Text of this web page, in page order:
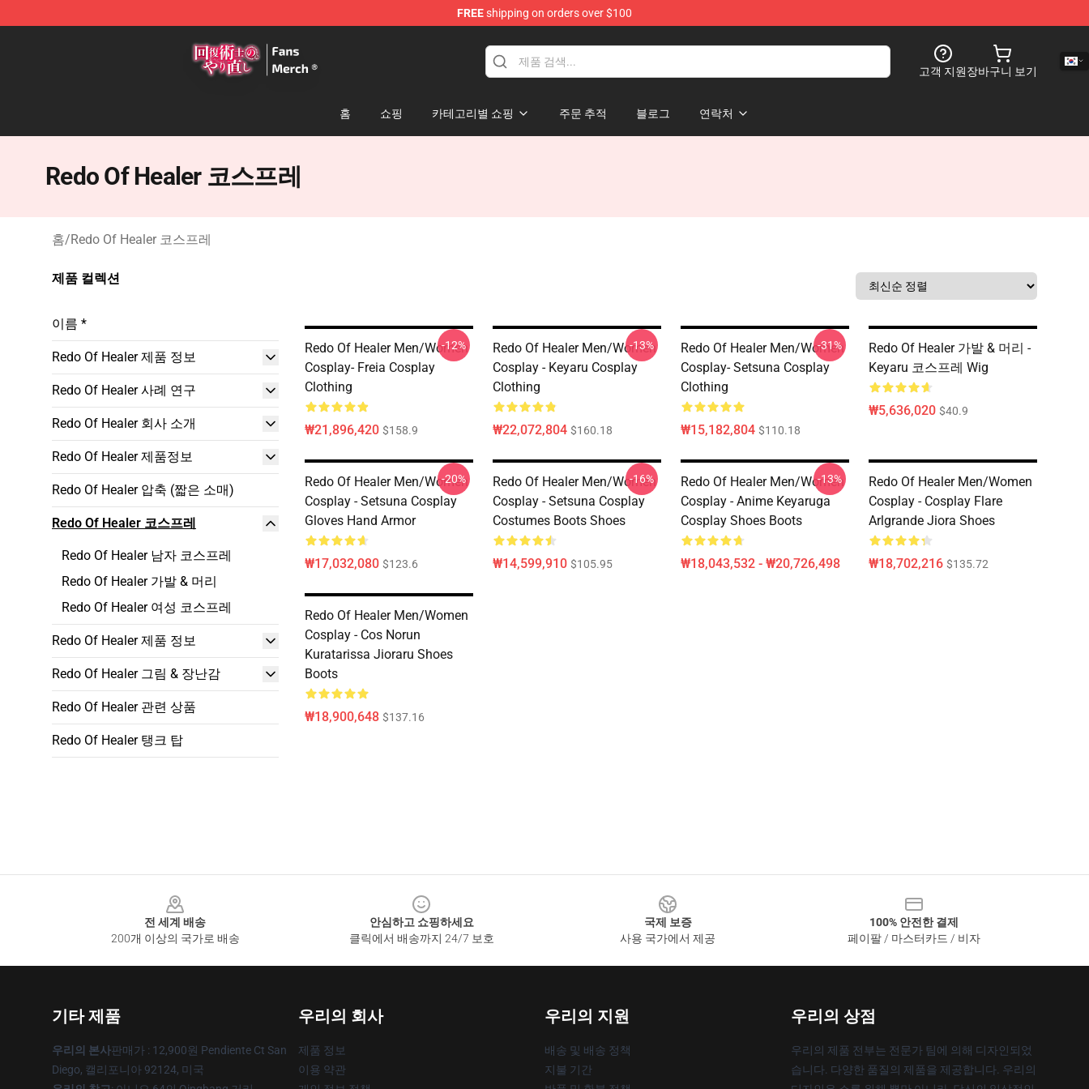
FREEshipping on orders over $100
고객 지원장바구니 보기
홈 쇼핑 카테고리별 쇼핑 주문 추적 블로그 연락처
Redo Of Healer 코스프레
홈/Redo Of Healer 코스프레
제품 컬렉션
이름 *
Redo Of Healer 제품 정보
Redo Of Healer 사례 연구
Redo Of Healer 회사 소개
Redo Of Healer 제품정보
Redo Of Healer 압축 (짧은 소매)
Redo Of Healer 코스프레
Redo Of Healer 남자 코스프레
Redo Of Healer 가발 & 머리
Redo Of Healer 여성 코스프레
Redo Of Healer 제품 정보
Redo Of Healer 그림 & 장난감
Redo Of Healer 관련 상품
Redo Of Healer 탱크 탑
Redo Of Healer Men/Women
Cosplay- Freia Cosplay
Clothing
₩21,896,420 $158.9
-12%
Redo Of Healer Men/Women
Cosplay - Keyaru Cosplay
Clothing
₩22,072,804 $160.18
-13%
Redo Of Healer Men/Women
Cosplay- Setsuna Cosplay
Clothing
₩15,182,804 $110.18
-31%
Redo Of Healer 가발 & 머리 -
Keyaru 코스프레 Wig
₩5,636,020 $40.9
Redo Of Healer Men/Women
Cosplay - Setsuna Cosplay
Gloves Hand Armor
₩17,032,080 $123.6
-20%
Redo Of Healer Men/Women
Cosplay - Setsuna Cosplay
Costumes Boots Shoes
₩14,599,910 $105.95
-16%
Redo Of Healer Men/Women
Cosplay - Anime Keyaruga
Cosplay Shoes Boots
₩18,043,532 - ₩20,726,498
-13%
Redo Of Healer Men/Women
Cosplay - Cosplay Flare
Arlgrande Jiora Shoes
₩18,702,216 $135.72
Redo Of Healer Men/Women
Cosplay - Cos Norun
Kuratarissa Jioraru Shoes
Boots
₩18,900,648 $137.16
전 세계 배송
200개 이상의 국가로 배송
안심하고 쇼핑하세요
클릭에서 배송까지 24/7 보호
국제 보증
사용 국가에서 제공
100% 안전한 결제
페이팔 / 마스터카드 / 비자
기타 제품
우리의 본사판매가 : 12,900원 Pendiente Ct San
Diego, 캘리포니아 92124, 미국
우리의 회사
제품 정보
이용 약관
우리의 지원
배송 및 배송 정책
지불 기간
우리의 상점
우리의 제품 전부는 전문가 팀에 의해 디자인되었
습니다. 다양한 품질의 제품을 제공합니다. 우리의